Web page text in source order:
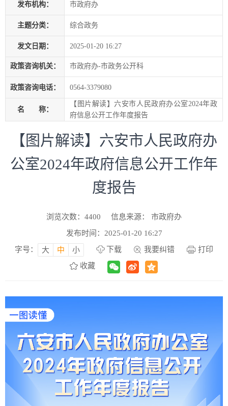
发布机构： 市政府办
主题分类： 综合政务
发文日期： 2025-01-20 16:27
政策咨询机关： 市政府办-市政务公开科
政策咨询电话： 0564-3379080
名 称：
【图片解读】六安市人民政府办公室2024年政
府信息公开工作年度报告
【图片解读】六安市人民政府办
公室2024年政府信息公开工作年
度报告
浏览次数： 4400
信息来源： 市政府办
发布时间：2025-01-20 16:27
字号：
大 中 小 下载 我要纠错
打印
收藏